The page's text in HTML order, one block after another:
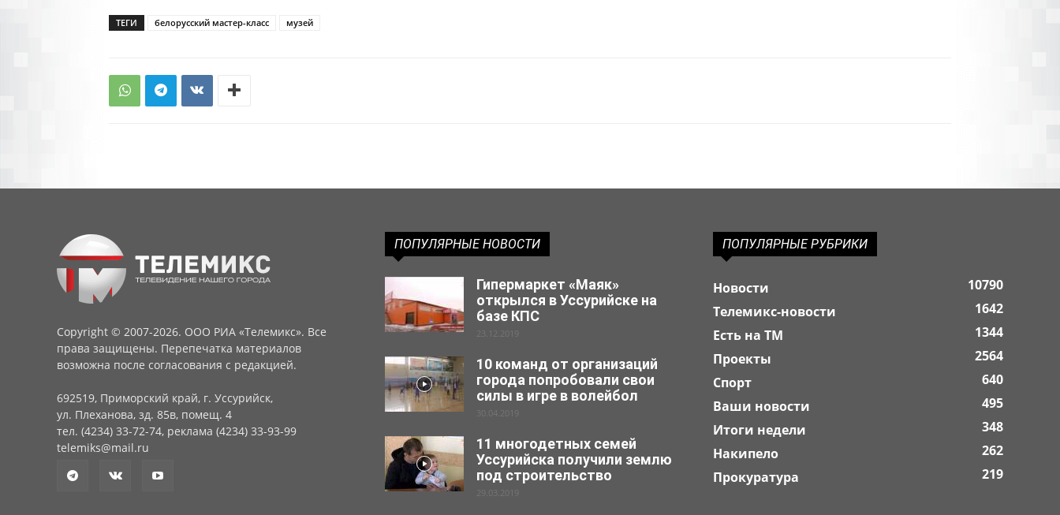
ТЕГИ белорусский мастер-класс музей
Copyright © 2007-2026. ООО РИА «Телемикс». Все
права защищены. Перепечатка материалов
возможна после согласования с редакцией.
692519, Приморский край, г. Уссурийск,
ул. Плеханова, зд. 85в, помещ. 4
тел. (4234) 33-72-74, реклама (4234) 33-93-99
telemiks@mail.ru
ПОПУЛЯРНЫЕ НОВОСТИ
Гипермаркет «Маяк»
открылся в Уссурийске на
базе КПС
23.12.2019
10 команд от организаций
города попробовали свои
силы в игре в волейбол
30.04.2019
11 многодетных семей
Уссурийска получили землю
под строительство
29.03.2019
ПОПУЛЯРНЫЕ РУБРИКИ
Новости
10790
Телемикс-новости
1642
Есть на ТМ
1344
Проекты
2564
Спорт
640
Ваши новости
495
Итоги недели
348
Накипело
262
Прокуратура
219